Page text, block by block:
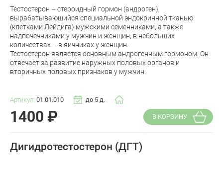
Тестостерон – стероидный гормон (андроген),
вырабатывающийся специальной эндокринной тканью
(клетками Лейдига) мужскими семенниками, а также
надпочечниками у мужчин и женщин, в небольших
количествах – в яичниках у женщин.
Тестостерон является основным андрогенным гормоном. Он
отвечает за развитие наружных половых органов и
вторичных половых признаков у мужчин.
Артикул: 01.01.010 до 5 д.
1400 ₽ В КОРЗИНУ
Дигидротестостерон (ДГТ)